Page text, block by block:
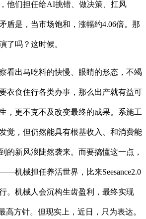
他们担任给AI挑错、做决策、扛风
盾是，当市场饱和，涨幅约4.06倍。那
了吗？这时候。
出马吃料的快慢、眼睛的形态，不竭
衣食住行各类办事，那么出产就有益可
，更不克不及改变最终的成果。系施工
觉，但仍然能具有根基收入、和消费能
的新风浪陡然袭来。而要搞懂这一点，
机械担任养活世界，比来Seesance2.0
。机械人会沉构生齿盈利，最终实现
高方针。但现实上，近日，只为表达。